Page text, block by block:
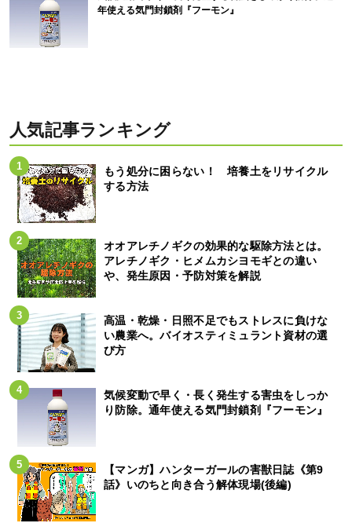
年使える気門封鎖剤『フーモン』
人気記事ランキング
もう処分に困らない！ 培養土をリサイクル
する方法
オオアレチノギクの効果的な駆除方法とは。
アレチノギク・ヒメムカシヨモギとの違い
や、発生原因・予防対策を解説
高温・乾燥・日照不足でもストレスに負けな
い農業へ。バイオスティミュラント資材の選
び方
気候変動で早く・長く発生する害虫をしっか
り防除。通年使える気門封鎖剤『フーモン』
【マンガ】ハンターガールの害獣日誌《第9
話》いのちと向き合う解体現場(後編)